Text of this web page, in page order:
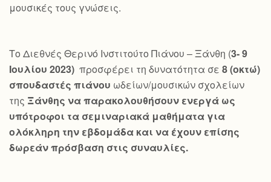
μουσικές τους γνώσεις.
Το Διεθνές Θερινό Ινστιτούτο Πιάνου – Ξάνθη (3- 9
Ιουλίου 2023) προσφέρει τη δυνατότητα σε 8 (οκτώ)
σπουδαστές πιάνου ωδείων/μουσικών σχολείων
της Ξάνθης να παρακολουθήσουν ενεργά ως
υπότροφοι τα σεμιναριακά μαθήματα για
ολόκληρη την εβδομάδα και να έχουν επίσης
δωρεάν πρόσβαση στις συναυλίες.